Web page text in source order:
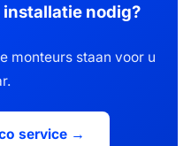
nodig?
monteurs staan voor u
service →